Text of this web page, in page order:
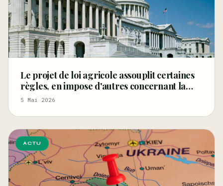
Le projet de loi agricole assouplit certaines
règles, en impose d'autres concernant la
fibre et les graines de chanvre, et restreint le
5 Mai 2026
ACTU